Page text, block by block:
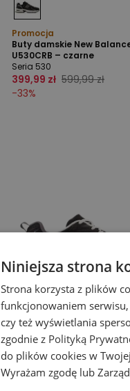
Promocja
Buty damskie New
U530CRB – czarne
Seria 530
399,99 zł 599,99 zł
-33%
Buty unisex New Balance
Niniejsza strona
Strona korzysta z plików
funkcjonowaniem
czy też wyświetlania
zgodnie z Polityką
do plików cookies w
Wyrażam zgodę lub